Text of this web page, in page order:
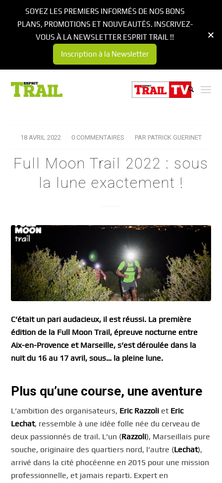
18 AVRIL 2022
/ 0 COMMENTAIRES
/ PAR PATRICK GUERINET
Full Moon Trail 2022 : sous
la lune exactement !
C’était un pari audacieux, il est réussi. La première
édition de la Full Moon Trail, épreuve nocturne entre
Aix-en-Provence et Marseille, s’est déroulée dans la
nuit du 16 au 17 avril, sous… la pleine lune.
Plus qu’une course, une aventure
L’ambition des organisateurs, Eric Razzoli et Eric
Lechat, ressemble à une idée folle née du cerveau de
deux passionnés de trail. L’un (Razzoli), Marseillais pure
souche, originaire des quartiers nord, l’autre (Lechat),
arrivé dans la cité phocéenne en 2015 pour une mission
professionnelle, et jamais reparti. Expert en
SOYEZ LES PREMIERS INFORMÉS DE NOS BONS
PLANS, PROMOTIONS ET NOUVEAUTÉS. INSCRIVEZ-
VOUS À LA NEWSLETTER ESPRIT TRAIL !!
Inscription à la Newsletter